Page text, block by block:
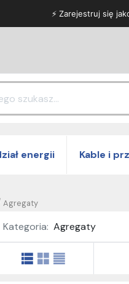
⚡ Zarejestruj się
energii Kable i
Agregaty
Kategoria: Agregaty